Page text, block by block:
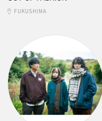
FUKUSHIMA